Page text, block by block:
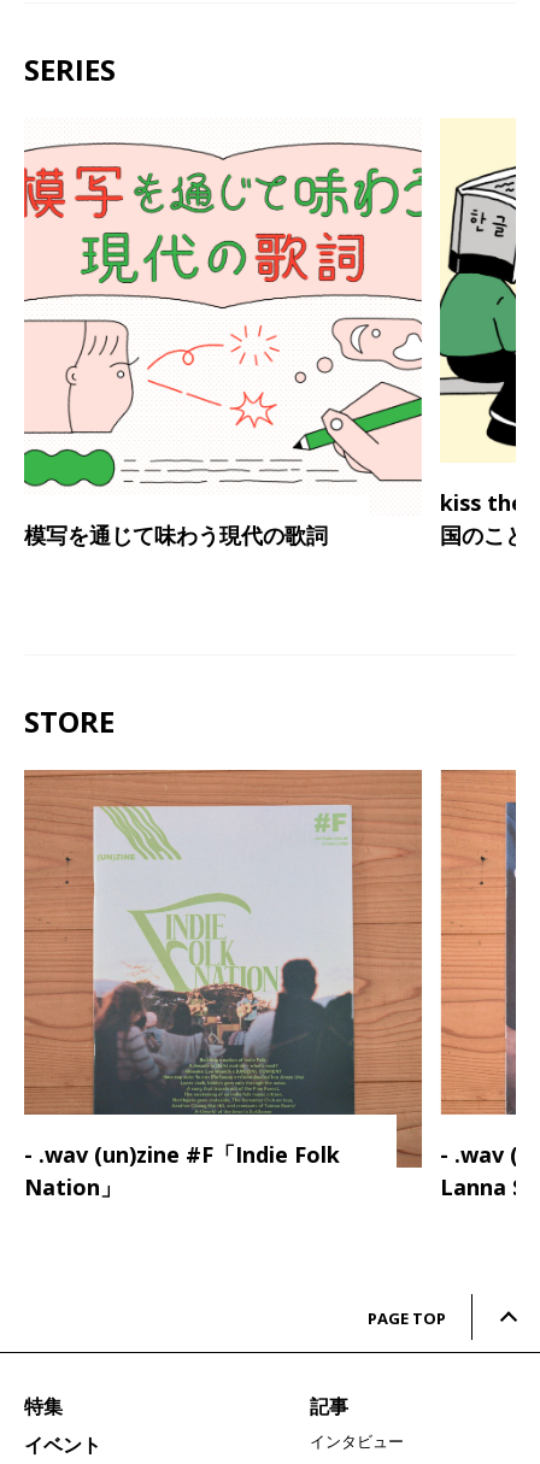
SERIES
模写を通じて味わう現代の歌詞
kiss the
国のこと
STORE
- .wav (un)zine #F「Indie Folk
Nation」
- .wav
Lanna
PAGE TOP
特集
イベント
記事
インタビュー